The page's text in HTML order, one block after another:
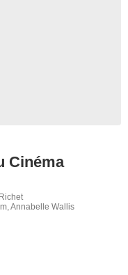
Cinéma
Annabelle Wallis